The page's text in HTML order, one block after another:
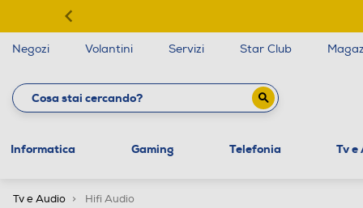
Negozi Volantini Servizi Star Club
Informatica Gaming Telefonia Tv e
Tv e Audio Hifi Audio